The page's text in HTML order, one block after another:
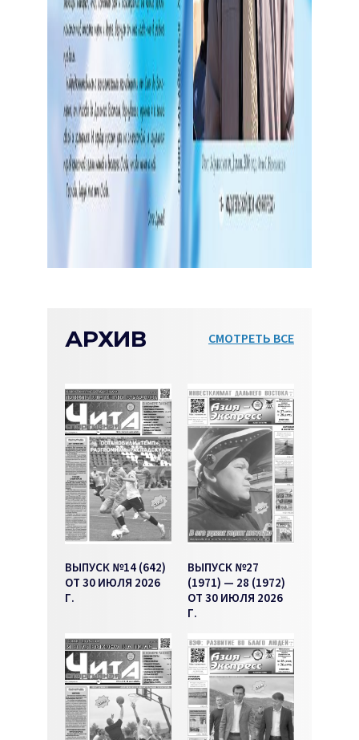
АРХИВ СМОТРЕТЬ ВСЕ
ВЫПУСК №14 (642)
ОТ 30 ИЮЛЯ 2026
Г.
ВЫПУСК №27
(1971) — 28 (1972)
ОТ 30 ИЮЛЯ 2026
Г.